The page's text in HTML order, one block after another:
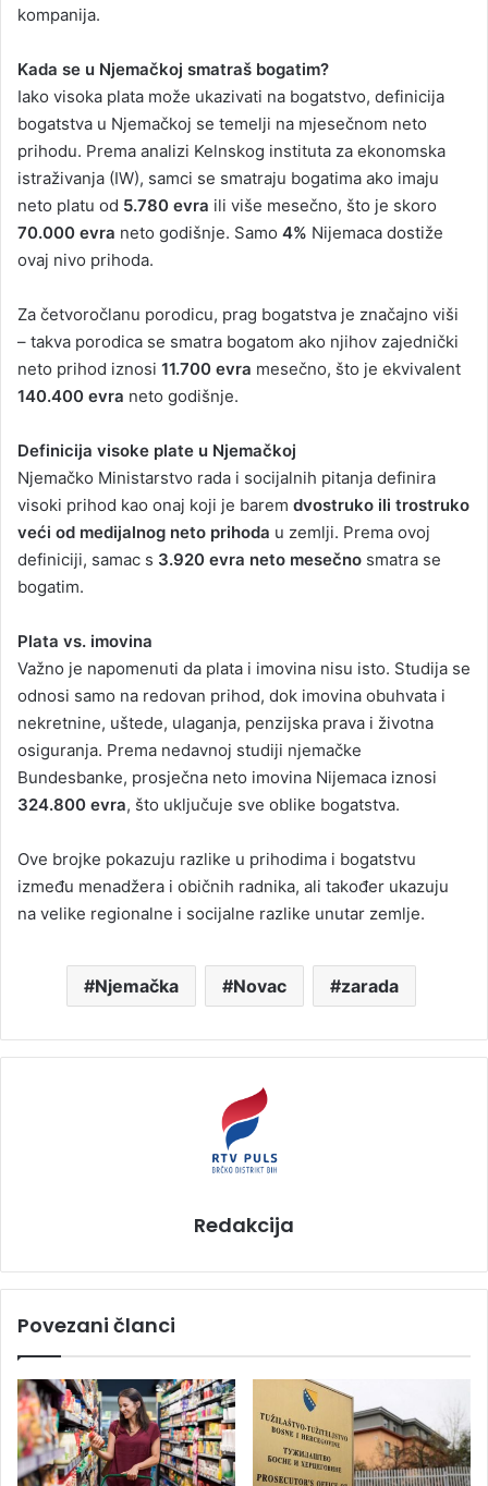
kompanija.
Kada se u Njemačkoj smatraš bogatim?
Iako visoka plata može ukazivati na bogatstvo, definicija
bogatstva u Njemačkoj se temelji na mjesečnom neto
prihodu. Prema analizi Kelnskog instituta za ekonomska
istraživanja (IW), samci se smatraju bogatima ako imaju
neto platu od 5.780 evra ili više mesečno, što je skoro
70.000 evra neto godišnje. Samo 4% Nijemaca dostiže
ovaj nivo prihoda.
Za četvoročlanu porodicu, prag bogatstva je značajno viši
– takva porodica se smatra bogatom ako njihov zajednički
neto prihod iznosi 11.700 evra mesečno, što je ekvivalent
140.400 evra neto godišnje.
Definicija visoke plate u Njemačkoj
Njemačko Ministarstvo rada i socijalnih pitanja definira
visoki prihod kao onaj koji je barem dvostruko ili trostruko
veći od medijalnog neto prihoda u zemlji. Prema ovoj
definiciji, samac s 3.920 evra neto mesečno smatra se
bogatim.
Plata vs. imovina
Važno je napomenuti da plata i imovina nisu isto. Studija se
odnosi samo na redovan prihod, dok imovina obuhvata i
nekretnine, uštede, ulaganja, penzijska prava i životna
osiguranja. Prema nedavnoj studiji njemačke
Bundesbanke, prosječna neto imovina Nijemaca iznosi
324.800 evra, što uključuje sve oblike bogatstva.
Ove brojke pokazuju razlike u prihodima i bogatstvu
između menadžera i običnih radnika, ali također ukazuju
na velike regionalne i socijalne razlike unutar zemlje.
Njemačka Novac zarada
Redakcija
Povezani članci